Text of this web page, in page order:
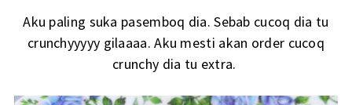
Aku paling suka pasemboq dia. Sebab cucoq dia tu
crunchyyyyy gilaaaa. Aku mesti akan order cucoq
crunchy dia tu extra.